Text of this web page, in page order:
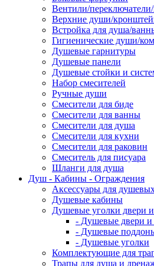
Вентили/
Верхние души/
Встройка для душа/
Гигиенические души/
Душевые гарнитуры
Душевые панели
Душевые стойки и
Набор смесителей
Ручные души
Смесители для биде
Смесители для ванны
Смесители для душа
Смесители для кухни
Смесители для раковин
Смеситель для писуара
Шланги для душа
Душ - Кабины - Ограждения
Аксессуары для
Душевые кабины
Душевые уголки двери
- Душевые двери и
- Душевые
- Душевые уголки
Комплектующие для
Трапы для душа и